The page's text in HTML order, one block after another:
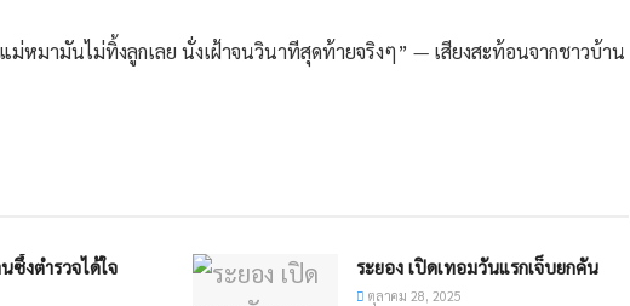
ม่หมามันไม่ทิ้งลูกเลย นั่งเฝ้าจนวินาทีสุดท้ายจริงๆ” — เสียงสะท้อนจากชาวบ้าน
ซึ้งตำรวจได้ใจ ระยอง เปิดเทอมวันแรกเจ็บยกคัน
ตุลาคม 28, 2025